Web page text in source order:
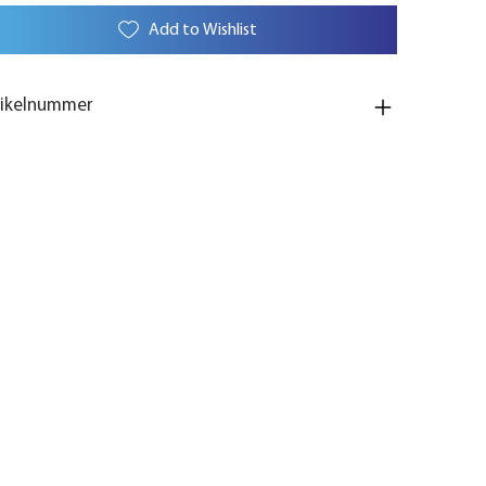
Add to Wishlist